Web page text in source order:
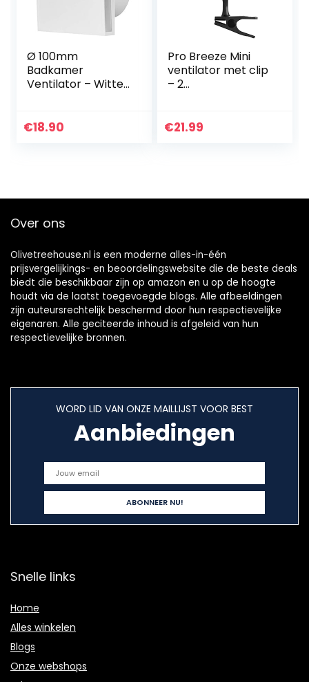
Ø 100mm
Badkamer
Ventilator – Witte
Badkamerventilat
€18.90
Pro Breeze Mini
ventilator met clip
– 2
stabiele klem –
Zwart
€21.99
Over ons
Olivetreehouse.nl is een moderne alles-in-één
prijsvergelijkings- en beoordelingswebsite die de beste deals
biedt die beschikbaar zijn op amazon en u op de hoogte
houdt via de laatst toegevoegde blogs. Alle afbeeldingen
zijn auteursrechtelijk beschermd door hun respectievelijke
eigenaren. Alle geciteerde inhoud is afgeleid van hun
respectievelijke bronnen.
WORD LID VAN ONZE MAILLIJST VOOR BEST
Aanbiedingen
Snelle links
Home
Alles winkelen
Blogs
Onze webshops